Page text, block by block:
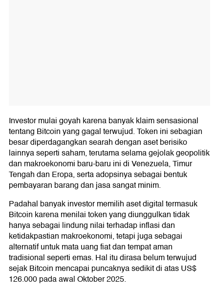
Investor mulai goyah karena banyak klaim sensasional
tentang Bitcoin yang gagal terwujud. Token ini sebagian
besar diperdagangkan searah dengan aset berisiko
lainnya seperti saham, terutama selama gejolak geopolitik
dan makroekonomi baru-baru ini di Venezuela, Timur
Tengah dan Eropa, serta adopsinya sebagai bentuk
pembayaran barang dan jasa sangat minim.
Padahal banyak investor memilih aset digital termasuk
Bitcoin karena menilai token yang diunggulkan tidak
hanya sebagai lindung nilai terhadap inflasi dan
ketidakpastian makroekonomi, tetapi juga sebagai
alternatif untuk mata uang fiat dan tempat aman
tradisional seperti emas. Hal itu dirasa belum terwujud
sejak Bitcoin mencapai puncaknya sedikit di atas US$
126.000 pada awal Oktober 2025.